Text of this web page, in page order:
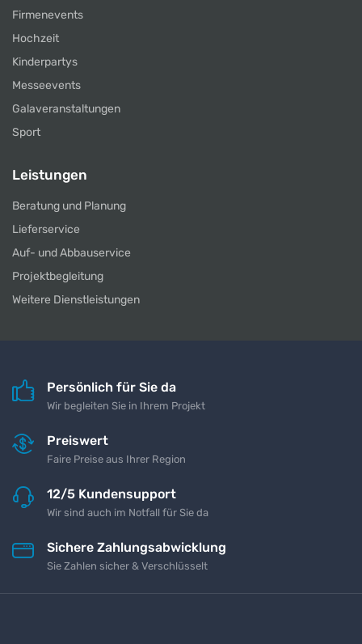
Firmenevents
Hochzeit
Kinderpartys
Messeevents
Galaveranstaltungen
Sport
Leistungen
Beratung und Planung
Lieferservice
Auf- und Abbauservice
Projektbegleitung
Weitere Dienstleistungen
Persönlich für Sie da
Wir begleiten Sie in Ihrem Projekt
Preiswert
Faire Preise aus Ihrer Region
12/5 Kundensupport
Wir sind auch im Notfall für Sie da
Sichere Zahlungsabwicklung
Sie Zahlen sicher & Verschlüsselt